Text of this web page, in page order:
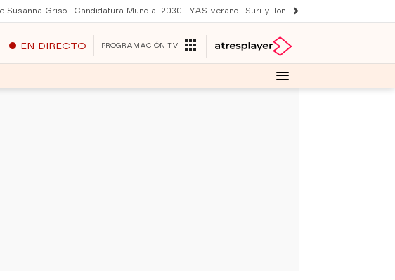
Susanna Griso Candidatura Mundial 2030 YAS verano Suri y Tom Cruise
EN DIRECTO PROGRAMACIÓN TV